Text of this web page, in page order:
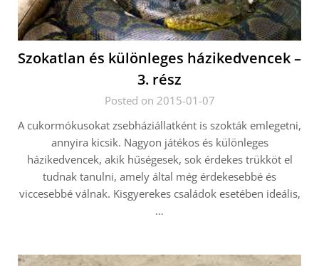
Szokatlan és különleges házikedvencek –
3. rész
Posted on 2015-01-07
A cukormókusokat zsebháziállatként is szokták emlegetni,
annyira kicsik. Nagyon játékos és különleges
házikedvencek, akik hűségesek, sok érdekes trükköt el
tudnak tanulni, amely által még érdekesebbé és
viccesebbé válnak. Kisgyerekes családok esetében ideális,
…